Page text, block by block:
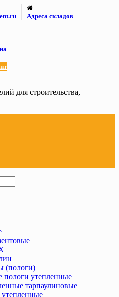
Адреса складов
для строительства,
(пологи)
пологи утепленные
тарпаулиновые